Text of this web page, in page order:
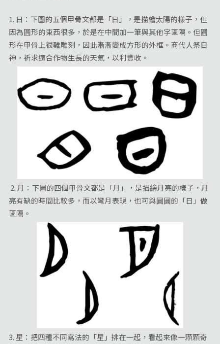
1. 日：下圖的五個甲骨文都是「日」，是描繪太陽的樣子，但
因為圓形的東西很多，於是在中間加一筆與其他字區隔。但圓
形在甲骨上很難雕刻，因此漸漸變成方形的外框。商代人祭日
神，祈求適合作物生長的天氣，以利豐收。
2. 月：下圖的四個甲骨文都是「月」，是描繪月亮的樣子，月
亮有缺的時間比較多，而以彎月表現，也可與圓圓的「日」做
區隔。
3. 星：把四種不同寫法的「星」排在一起，看起來像一顆顆奇